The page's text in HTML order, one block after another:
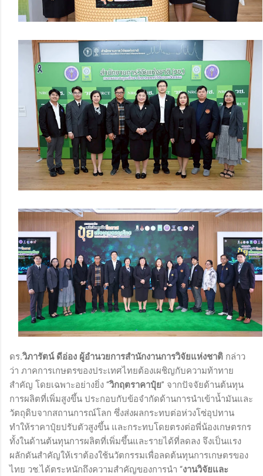
ดร.วิภารัตน์ ดีอ่อง ผู้อำนวยการสำนักงานการวิจัยแห่งชาติ กล่าว
ว่า ภาคการเกษตรของประเทศไทยต้องเผชิญกับความท้าทาย
สำคัญ โดยเฉพาะอย่างยิ่ง “วิกฤตราคาปุ๋ย” จากปัจจัยด้านต้นทุน
การผลิตที่เพิ่มสูงขึ้น ประกอบกับข้อจำกัดด้านการนำเข้าน้ำมันและ
วัตถุดิบจากสถานการณ์โลก ซึ่งส่งผลกระทบต่อห่วงโซ่อุปทาน
ทำให้ราคาปุ๋ยปรับตัวสูงขึ้น และกระทบโดยตรงต่อพี่น้องเกษตรกร
ทั้งในด้านต้นทุนการผลิตที่เพิ่มขึ้นและรายได้ที่ลดลง จึงเป็นแรง
ผลักดันสำคัญให้เราต้องใช้นวัตกรรมเพื่อลดต้นทุนการเกษตรของ
ไทย วช.ได้ตระหนักถึงความสำคัญของการนำ “งานวิจัยและ